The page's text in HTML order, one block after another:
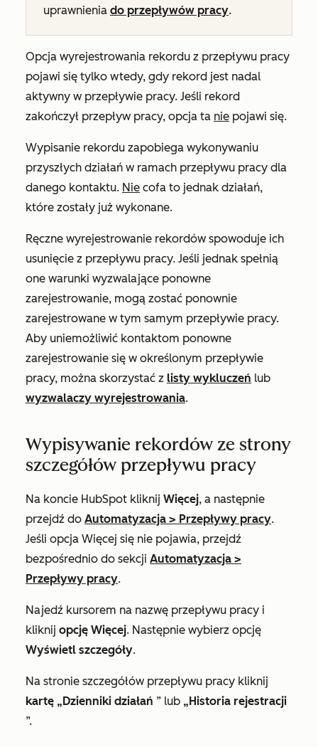
uprawnienia do przepływów pracy.
Opcja wyrejestrowania rekordu z przepływu pracy
pojawi się tylko wtedy, gdy rekord jest nadal
aktywny w przepływie pracy. Jeśli rekord
zakończył przepływ pracy, opcja ta nie pojawi się.
Wypisanie rekordu zapobiega wykonywaniu
przyszłych działań w ramach przepływu pracy dla
danego kontaktu. Nie cofa to jednak działań,
które zostały już wykonane.
Ręczne wyrejestrowanie rekordów spowoduje ich
usunięcie z przepływu pracy. Jeśli jednak spełnią
one warunki wyzwalające ponowne
zarejestrowanie, mogą zostać ponownie
zarejestrowane w tym samym przepływie pracy.
Aby uniemożliwić kontaktom ponowne
zarejestrowanie się w określonym przepływie
pracy, można skorzystać z listy wykluczeń lub
wyzwalaczy wyrejestrowania.
Wypisywanie rekordów ze strony
szczegółów przepływu pracy
Na koncie HubSpot kliknij Więcej, a następnie
przejdź do Automatyzacja > Przepływy pracy.
Jeśli opcja Więcej się nie pojawia, przejdź
bezpośrednio do sekcji Automatyzacja >
Przepływy pracy.
Najedź kursorem na nazwę przepływu pracy i
kliknij opcję Więcej. Następnie wybierz opcję
Wyświetl szczegóły.
Na stronie szczegółów przepływu pracy kliknij
kartę „Dzienniki działań ” lub „Historia rejestracji
”.